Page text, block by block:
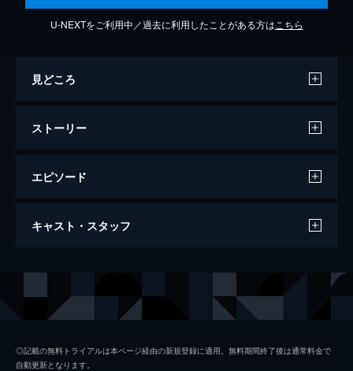
U-NEXTをご利用中／過去に利用したことがある方は こちら
見どころ
ストーリー
エピソード
恋の完全征服
キャスト・スタッフ
ヨンソク オ・ヒジュン
◎記載の無料トライアルは本ページ経由の新規登録に適用。無料期間終了後は通常料金で
自動更新となります。